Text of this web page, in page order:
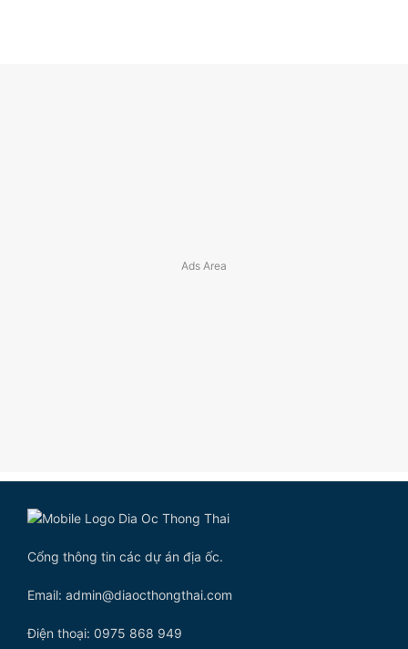
Cổng thông tin các dự án địa ốc.
Email: admin@diaocthongthai.com
Điện thoại: 0975 868 949